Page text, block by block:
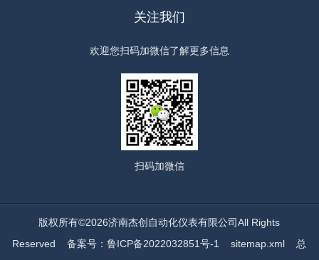
关注我们
欢迎您扫码加微信了解更多信息
扫码加微信
版权所有©2026济南杰创自动化仪表有限公司All Rights
Reserved备案号：鲁ICP备2022032851号-1 sitemap.xml 总